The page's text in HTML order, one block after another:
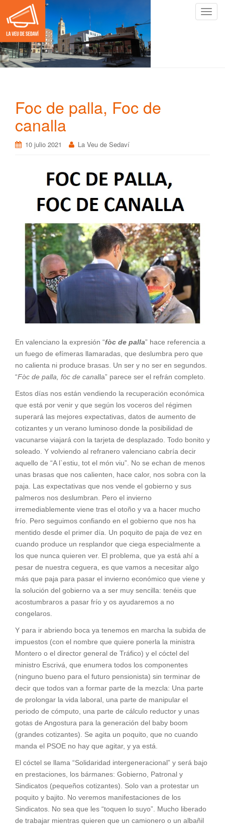
C
Foc de palla, Foc de
canalla
10 julio 2021 La Veu de Sedaví
En valenciano la expresión “fòc de palla” hace referencia a
un fuego de efímeras llamaradas, que deslumbra pero que
no calienta ni produce brasas. Un ser y no ser en segundos.
“Fòc de palla, fòc de canalla” parece ser el refrán completo.
Estos días nos están vendiendo la recuperación económica
que está por venir y que según los voceros del régimen
superará las mejores expectativas, datos de aumento de
cotizantes y un verano luminoso donde la posibilidad de
vacunarse viajará con la tarjeta de desplazado. Todo bonito y
soleado. Y volviendo al refranero valenciano cabría decir
aquello de “A l`estiu, tot el món viu”. No se echan de menos
unas brasas que nos calienten, hace calor, nos sobra con la
paja. Las expectativas que nos vende el gobierno y sus
palmeros nos deslumbran. Pero el invierno
irremediablemente viene tras el otoño y va a hacer mucho
frío. Pero seguimos confiando en el gobierno que nos ha
mentido desde el primer día. Un poquito de paja de vez en
cuando produce un resplandor que ciega especialmente a
los que nunca quieren ver. El problema, que ya está ahí a
pesar de nuestra ceguera, es que vamos a necesitar algo
más que paja para pasar el invierno económico que viene y
la solución del gobierno va a ser muy sencilla: tenéis que
acostumbraros a pasar frío y os ayudaremos a no
congelaros.
Y para ir abriendo boca ya tenemos en marcha la subida de
impuestos (con el nombre que quiere ponerla la ministra
Montero o el director general de Tráfico) y el cóctel del
ministro Escrivá, que enumera todos los componentes
(ninguno bueno para el futuro pensionista) sin terminar de
decir que todos van a formar parte de la mezcla: Una parte
de prolongar la vida laboral, una parte de manipular el
periodo de cómputo, una parte de cálculo reductor y unas
gotas de Angostura para la generación del baby boom
(grandes cotizantes). Se agita un poquito, que no cuando
manda el PSOE no hay que agitar, y ya está.
El cóctel se llama “Solidaridad intergeneracional” y será bajo
en prestaciones, los bármanes: Gobierno, Patronal y
Sindicatos (pequeños cotizantes). Solo van a protestar un
poquito y bajito. No veremos manifestaciones de los
Sindicatos. No sea que les “toquen lo suyo”. Mucho liberado
de trabajar mientras quieren que un camionero o un albañil